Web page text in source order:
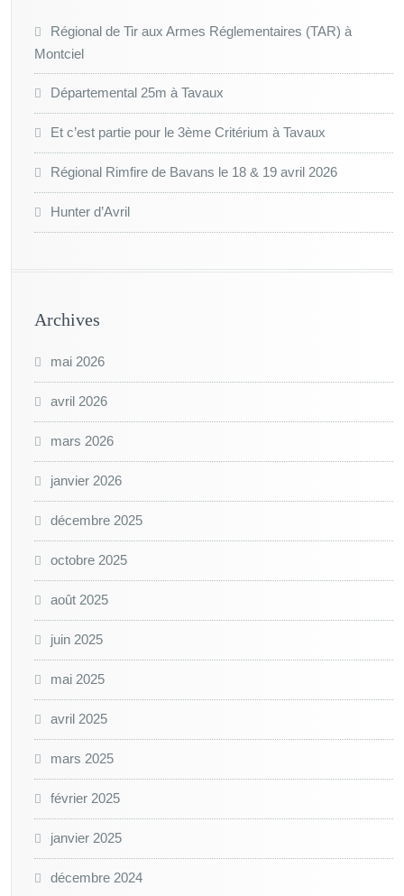
Régional de Tir aux Armes Réglementaires (TAR) à
Montciel
Départemental 25m à Tavaux
Et c’est partie pour le 3ème Critérium à Tavaux
Régional Rimfire de Bavans le 18 & 19 avril 2026
Hunter d’Avril
Archives
mai 2026
avril 2026
mars 2026
janvier 2026
décembre 2025
octobre 2025
août 2025
juin 2025
mai 2025
avril 2025
mars 2025
février 2025
janvier 2025
décembre 2024